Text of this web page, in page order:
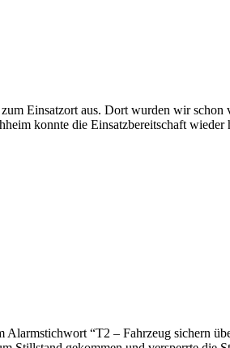
Einsatzort aus. Dort wurden wir schon
konnte die Einsatzbereitschaft wieder
“T2 – Fahrzeug sichern